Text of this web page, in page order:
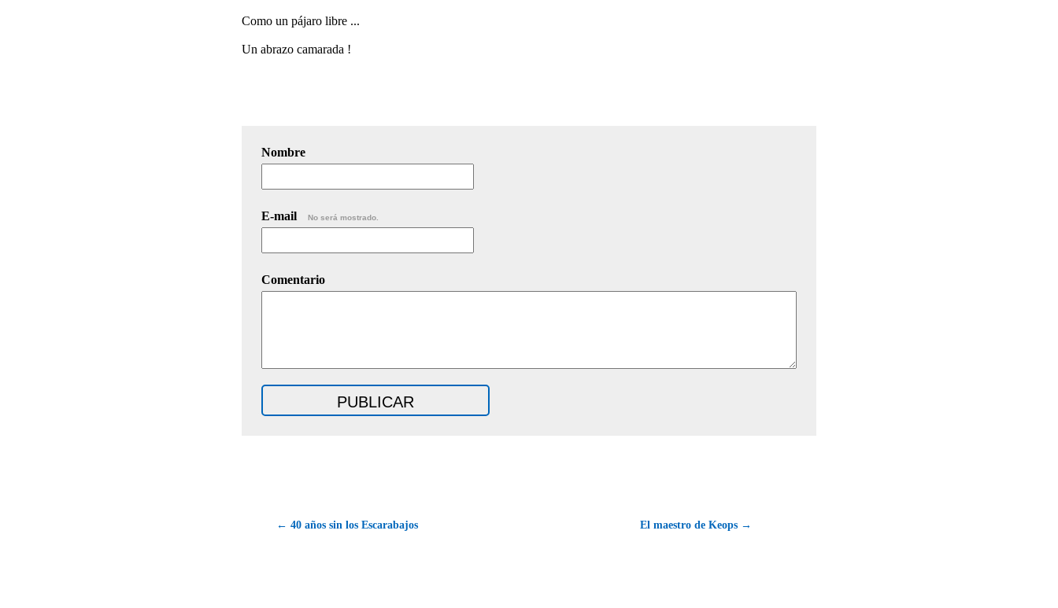
Como un pájaro libre ...
Un abrazo camarada !
Nombre
E-mail No será mostrado.
Comentario
← 40 años sin los Escarabajos El maestro de Keops →